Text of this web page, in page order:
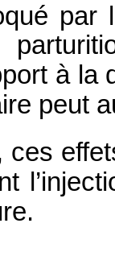
par
à la
peut
ces